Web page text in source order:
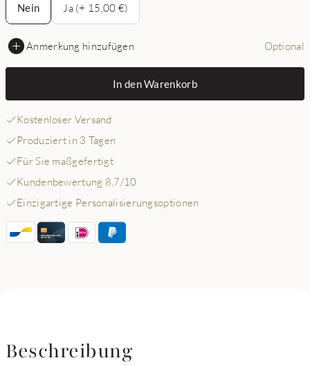
Nein
Ja (+ 15,00 €)
Anmerkung hinzufügen Optional
In den Warenkorb
Kostenloser Versand
Produziert in 3 Tagen
Für Sie maßgefertigt
Kundenbewertung 8,7/10
Einzigartige Personalisierungsoptionen
Beschreibung